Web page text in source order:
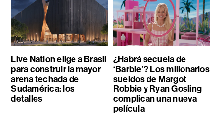
Live Nation elige a Brasil
para construir la mayor
arena techada de
Sudamérica: los
detalles
¿Habrá secuela de
‘Barbie’? Los millonarios
sueldos de Margot
Robbie y Ryan Gosling
complican una nueva
película